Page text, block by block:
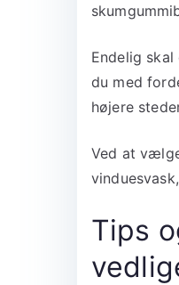
Endelig
du med
højere
Ved at
Tips